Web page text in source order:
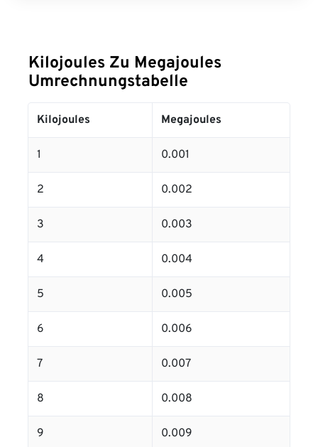
Kilojoules Zu Megajoules
Umrechnungstabelle
Kilojoules Megajoules
1 0.001
2 0.002
3 0.003
4 0.004
5 0.005
6 0.006
7 0.007
8 0.008
9 0.009